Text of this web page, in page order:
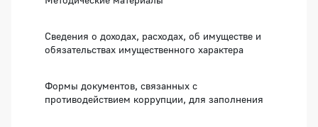
Сведения о доходах, расходах, об имуществе и
обязательствах имущественного характера
Формы документов, связанных с
противодействием коррупции, для заполнения